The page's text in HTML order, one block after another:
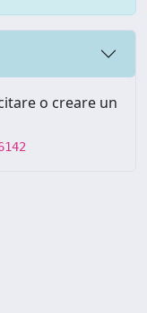
o creare un